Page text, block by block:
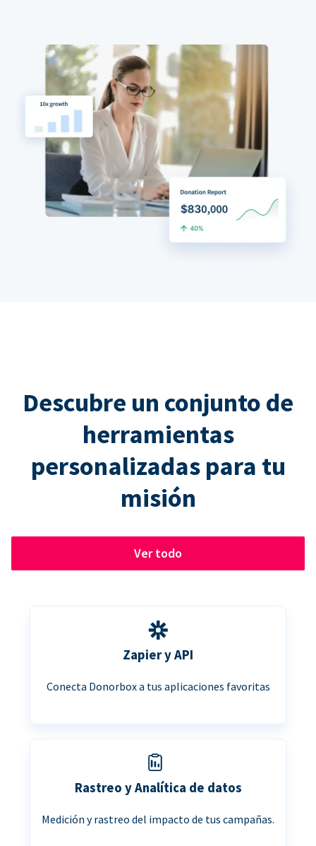
Descubre un conjunto de
herramientas
personalizadas para tu
misión
Ver todo
Zapier y API
Conecta Donorbox a tus aplicaciones favoritas
Rastreo y Analítica de datos
Medición y rastreo del impacto de tus campañas.